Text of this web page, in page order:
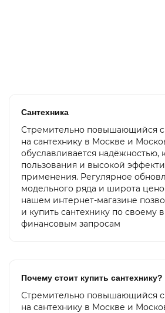
Сантехника
Стремительно повышающийся
на сантехнику в Москве и
обуславливается надёжностью,
пользования и высокой
применения. Регулярное
модельного ряда и широта
нашем интернет-магазине
и купить сантехнику по своему
финансовым запросам
Почему стоит купить сантехнику?
Стремительно повышающийся
на сантехнику в Москве и